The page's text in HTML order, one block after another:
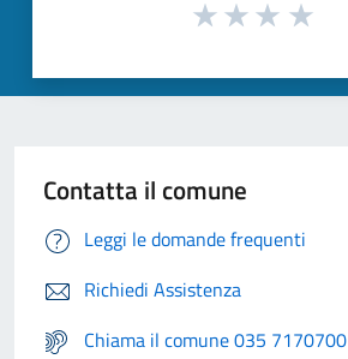
Contatta il comune
Leggi le domande frequenti
Richiedi Assistenza
Chiama il comune 035 7170700